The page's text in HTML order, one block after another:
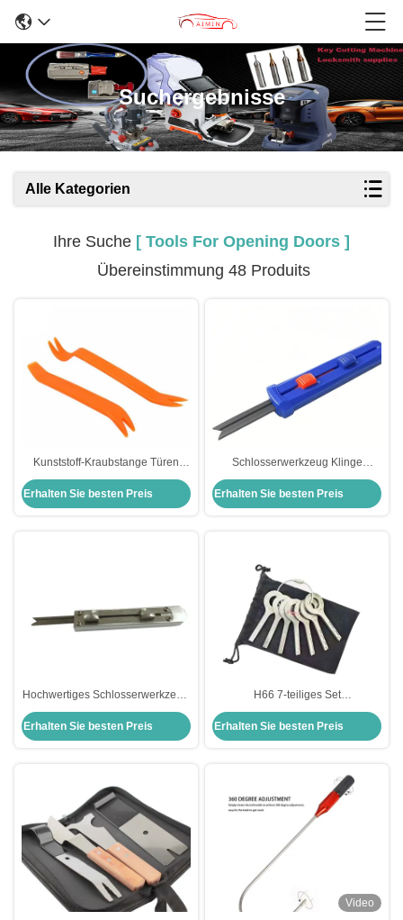
Suchergebnisse
Alle Kategorien
Ihre Suche [ Tools For Opening Doors ]
Übereinstimmung 48 Produits
Kunststoff-Kraubstange Türen
Öffnungswerkzeuge
Autoverriegelung Kit Lock Pick Set
professionelle Schlosser
Erhalten Sie besten Preis
Schlosserwerkzeug Klinge
Schloss Schloss Schließwerkzeug
Schnellöffnungswerkzeug
Erhalten Sie besten Preis
Hochwertiges Schlosserwerkzeug
Klinge
Schlosseröffnungswerkzeug
Schnellöffnungswerkzeug
Erhalten Sie besten Preis
H66 7-teiliges Set
Autosperrwerkzeuge
Autosperrwerkzeuge zum Öffnen
von Autotüren
Erhalten Sie besten Preis
Video